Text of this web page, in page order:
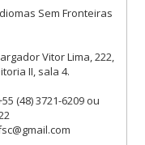
Sem Fronteiras
Vitor Lima, 222,
II, sala 4.
(48) 3721-6209 ou